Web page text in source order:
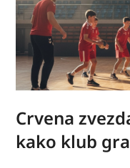
Crvena
kako klub